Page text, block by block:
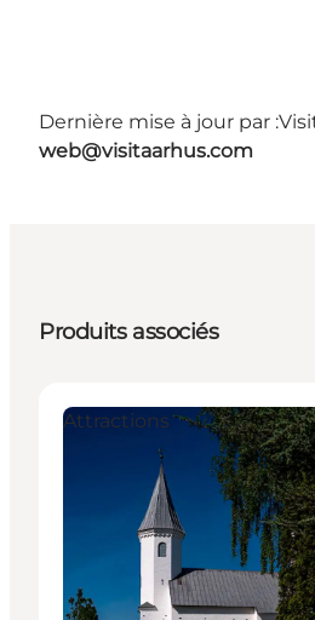
Dernière mise à jour par :
web@visitaarhus.com
Produits associés
Attractions